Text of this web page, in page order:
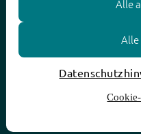
Alle
AI